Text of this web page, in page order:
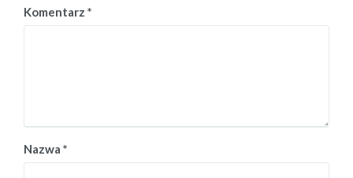
Komentarz *
Nazwa *